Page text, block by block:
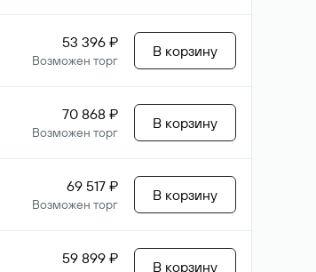
53 396 ₽
Возможен торг
В корзину
70 868 ₽
Возможен торг
В корзину
69 517 ₽
Возможен торг
В корзину
59 899 ₽ В корзину